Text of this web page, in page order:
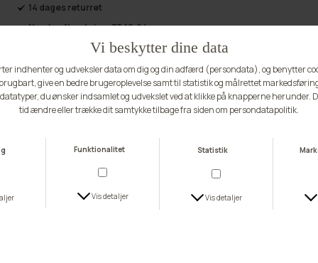
14 dages returret
Næste afhentning:33:18:23
Andre ting du vil elske